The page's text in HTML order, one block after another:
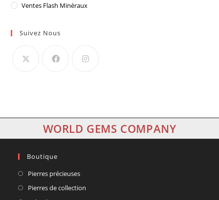
Ventes Flash Minéraux
Suivez Nous
WORLD GEMS COMPANY
Boutique
Pierres précieuses
Pierres de collection